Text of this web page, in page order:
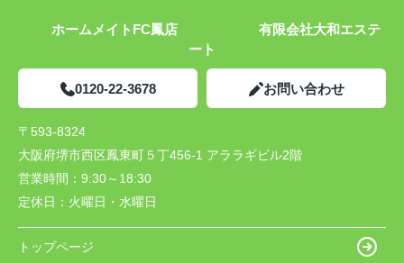
ホームメイトFC鳳店 有限会社大和エステ
ート
0120-22-3678 お問い合わせ
〒593-8324
大阪府堺市西区鳳東町５丁456-1 アララギビル2階
営業時間： 9:30～18:30
定休日： 火曜日・水曜日
トップページ